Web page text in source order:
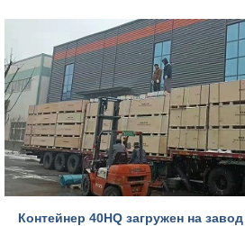
Контейнер 40HQ загружен на